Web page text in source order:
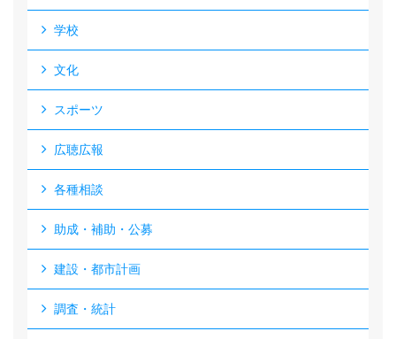
学校
文化
スポーツ
広聴広報
各種相談
助成・補助・公募
建設・都市計画
調査・統計